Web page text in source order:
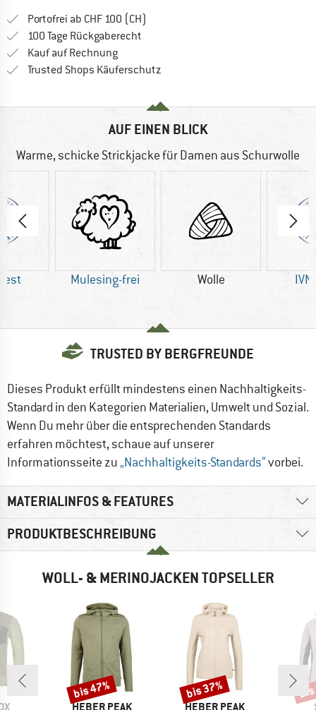
Portofrei ab CHF 100 (CH)
100 Tage Rückgaberecht
Kauf auf RechnungFinde die Zahlungs-Infos hier! Öffnet
Trusted Shops Käuferschutz
AUF EINEN BLICK
Warme, schicke Strickjacke für Damen aus Schurwolle
Mulesing-frei Wolle
TRUSTED BY BERGFREUNDE
Dieses Produkt erfüllt mindestens einen Nachhaltigkeits-
Standard in den Kategorien Materialien, Umwelt und Sozial.
Wenn Du mehr über die entsprechenden Standards
erfahren möchtest, schaue auf unserer
Informationsseite zu„Nachhaltigkeits-Standards“vorbei.
MATERIALINFOS & FEATURES
PRODUKTBESCHREIBUNG
WOLL- & MERINOJACKEN TOPSELLER
MARKE
HEBER PEAK
Rabatt
bis 47%
MARKE
HEBER PEAK
Rabatt
bis 37%